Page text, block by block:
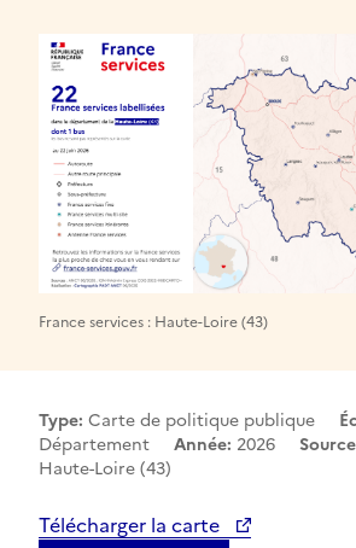
France services : Haute-Loire (43)
Type: Carte de politique publique
Département
Année: 2026
Haute-Loire (43)
Télécharger la carte